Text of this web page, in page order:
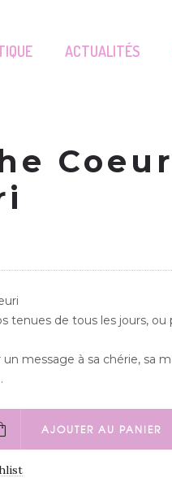
ACTUALITÉS
Coeur
tenues de tous les jours, ou
message à sa chérie, sa
AJOUTER AU PANIER